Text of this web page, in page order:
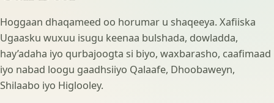
Hoggaan dhaqameed oo horumar u shaqeeya. Xafiiska
Ugaasku wuxuu isugu keenaa bulshada, dowladda,
hay’adaha iyo qurbajoogta si biyo, waxbarasho, caafimaad
iyo nabad loogu gaadhsiiyo Qalaafe, Dhoobaweyn,
Shilaabo iyo Higlooley.